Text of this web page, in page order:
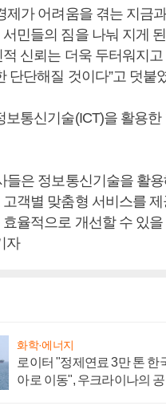
제가 어려움을 겪는 지금
민들의 짐을 나눠 지게
신뢰는 더욱 두터워지
단단해질 것이다”고 덧붙
보통신기술(ICT)을 활용한
들은 정보통신기술을 활
객별 맞춤형 서비스를
율적으로 개선할 수 있을
자
화학·에너지
로이터 "정제연료 3만 톤 한
아로 이동", 우크라이나의